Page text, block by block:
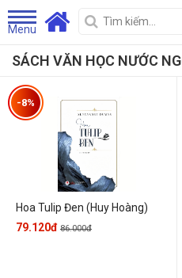
Menu
SÁCH VĂN HỌC NƯỚC
Hoa Tulip Đen (Huy Hoàng)
-8%
79.120đ 86.000đ